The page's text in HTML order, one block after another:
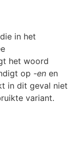
in het
het woord
op -en en
in dit geval niet
variant.